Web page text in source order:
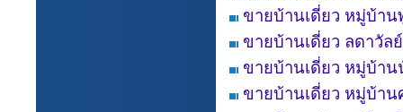
ขายบ้านเดี่ยว หมู่บ้า
ขายบ้านเดี่ยว ลดาวัล
ขายบ้านเดี่ยว หมู่บ้า
ขายบ้านเดี่ยว หมู่บ้า